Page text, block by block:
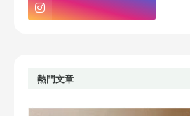
熱門文章